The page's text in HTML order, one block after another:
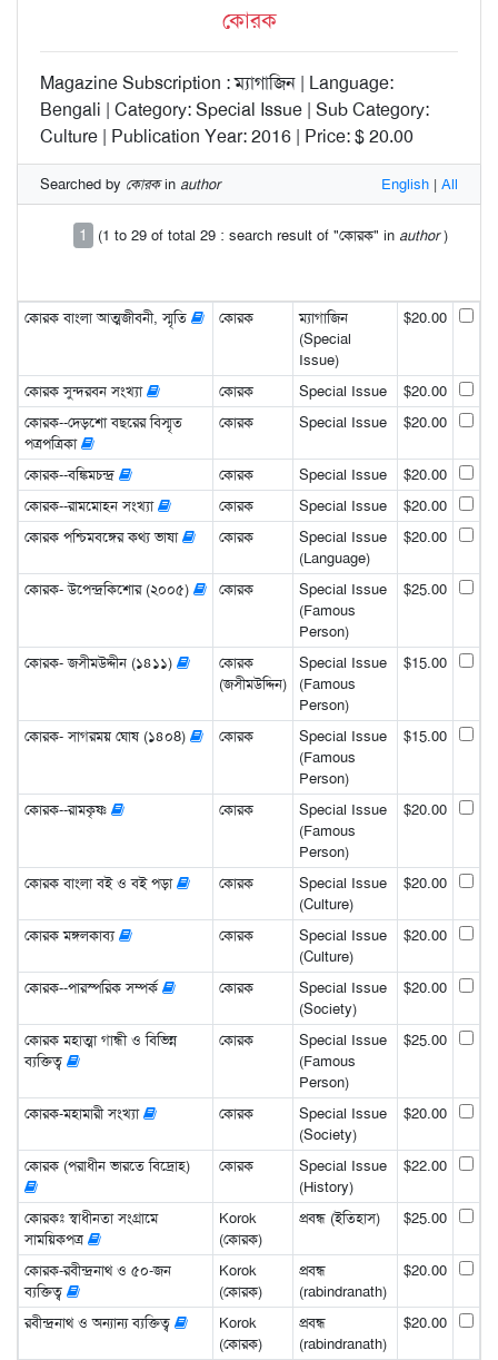
কোরক
Magazine Subscription : ম্যাগাজিন | Language:
Bengali | Category: Special Issue | Sub Category:
Culture | Publication Year: 2016 | Price: $ 20.00
Searched by কোরকin author English | All
1 (1 to 29 of total 29 : search result of "কোরক" in author)
কোরক বাংলা আত্মজীবনী, স্মৃতি কোরক
ম্যাগাজিন
(Special
Issue)
$20.00
কোরক সুন্দরবন সংখ্যা কোরক Special Issue
$20.00
কোরক--দেড়শো বছরের বিস্মৃত
পত্রপত্রিকা
কোরক Special Issue $20.00
কোরক--বঙ্কিমচন্দ্র কোরক Special Issue
$20.00
কোরক--রামমোহন সংখ্যা
কোরক Special Issue
$20.00
কোরক পশ্চিমবঙ্গের কথ্য ভাষা
কোরক
Special Issue
(Language)
$20.00
কোরক- উপেন্দ্রকিশোর (২০০৫) কোরক
Special Issue
(Famous
Person)
$25.00
কোরক- জসীমউদ্দীন (১৪১১)
কোরক
(জসীমউদ্দিন)
Special Issue
(Famous
Person)
$15.00
কোরক- সাগরময় ঘোষ (১৪০8) কোরক
Special Issue
(Famous
Person)
$15.00
কোরক--রামকৃষ্ণ কোরক
Special Issue
(Famous
Person)
$20.00
কোরক বাংলা বই ও বই পড়া কোরক
Special Issue
(Culture)
$20.00
কোরক মঙ্গলকাব্য কোরক
Special Issue
(Culture)
$20.00
কোরক--পারস্পরিক সম্পর্ক কোরক
Special Issue
(Society)
$20.00
কোরক মহাত্মা গান্ধী ও বিভিন্ন
ব্যক্তিত্ব
কোরক
Special Issue
(Famous
Person)
$25.00
কোরক-মহামারী সংখ্যা কোরক
Special Issue
(Society)
$20.00
কোরক (পরাধীন ভারতে বিদ্রোহ) কোরক
Special Issue
(History)
$22.00
কোরকঃ স্বাধীনতা সংগ্রামে
সাময়িকপত্র
Korok
(কোরক)
প্রবন্ধ (ইতিহাস) $25.00
কোরক-রবীন্দ্রনাথ ও ৫০-জন
ব্যক্তিত্ব
Korok
(কোরক)
প্রবন্ধ
(rabindranath)
$20.00
রবীন্দ্রনাথ ও অন্যান্য ব্যক্তিত্ব
Korok
(কোরক)
প্রবন্ধ
(rabindranath)
$20.00